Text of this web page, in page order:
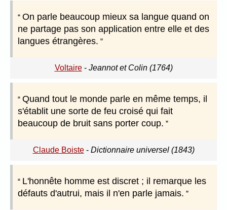
On parle beaucoup mieux sa langue quand on
ne partage pas son application entre elle et des
langues étrangères.
Voltaire- Jeannot et Colin (1764)
Quand tout le monde parle en même temps, il
s'établit une sorte de feu croisé qui fait
beaucoup de bruit sans porter coup.
Claude Boiste- Dictionnaire universel (1843)
L'honnête homme est discret ; il remarque les
défauts d'autrui, mais il n'en parle jamais.